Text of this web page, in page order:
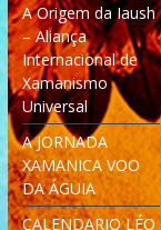
A Origem da Iaush
– Aliança
Internacional de
Xamanismo
Universal
A JORNADA
XAMANICA VOO
DA ÁGUIA
CALENDARIO LÉO